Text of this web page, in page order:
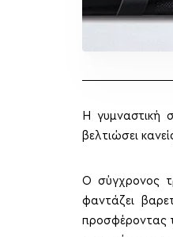
Η γυμναστική
βελτιώσει
Ο σύγχρονος
φαντάζει
προσφέροντας